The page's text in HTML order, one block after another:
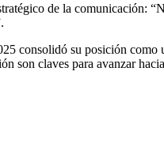
de la comunicación:
consolidó su posición como
son claves para avanzar